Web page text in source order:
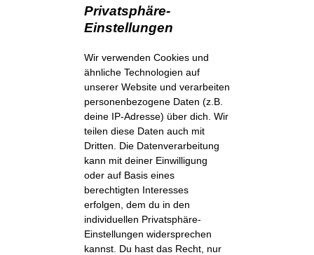
Privatsphäre-
Einstellungen
Wir verwenden Cookies und
ähnliche Technologien auf
unserer Website und verarbeiten
personenbezogene Daten (z.B.
deine IP-Adresse) über dich. Wir
teilen diese Daten auch mit
Dritten. Die Datenverarbeitung
kann mit deiner Einwilligung
oder auf Basis eines
berechtigten Interesses
erfolgen, dem du in den
individuellen Privatsphäre-
Einstellungen widersprechen
kannst. Du hast das Recht, nur